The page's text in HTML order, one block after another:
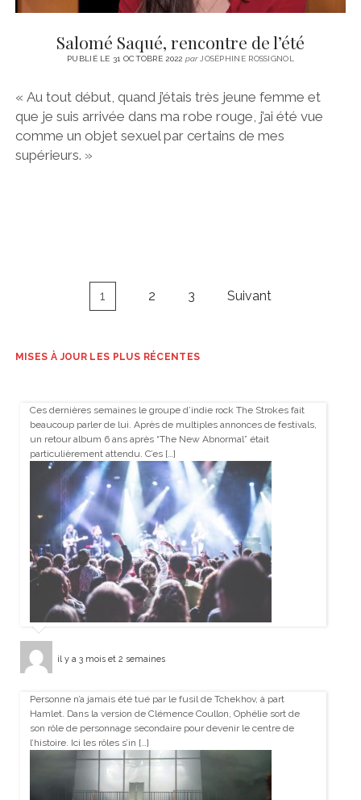
Salomé Saqué, rencontre de l’été
PUBLIÉ LE 31 OCTOBRE 2022 parJOSÉPHINE ROSSIGNOL
« Au tout début, quand j’étais très jeune femme et
que je suis arrivée dans ma robe rouge, j’ai été vue
comme un objet sexuel par certains de mes
supérieurs. »
1 2 3 Suivant
MISES À JOUR LES PLUS RÉCENTES
Ces dernières semaines le groupe d’indie rock The Strokes fait
beaucoup parler de lui. Après de multiples annonces de festivals,
un retour album 6 ans après “The New Abnormal” était
particulièrement attendu. C’es […]
il y a 3 mois et 2 semaines
Personne n’a jamais été tué par le fusil de Tchekhov, à part
Hamlet. Dans la version de Clémence Coullon, Ophélie sort de
son rôle de personnage secondaire pour devenir le centre de
l’histoire. Ici les rôles s’in […]